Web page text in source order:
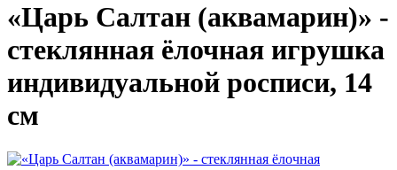
«Царь Салтан (аквамарин)» -
стеклянная ёлочная игрушка
индивидуальной росписи, 14
см